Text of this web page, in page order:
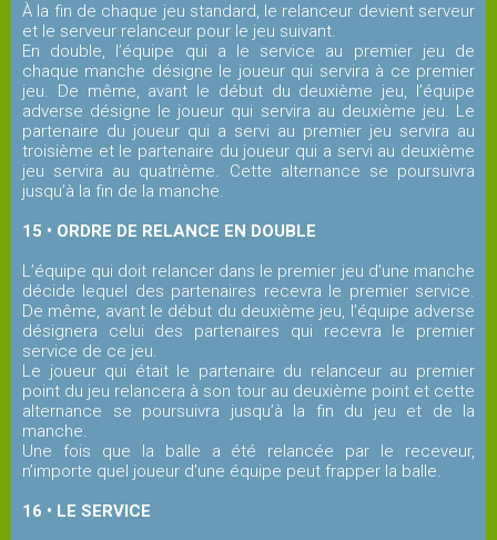
À la fin de chaque jeu standard, le relanceur devient serveur
et le serveur relanceur pour le jeu suivant.
En double, l’équipe qui a le service au premier jeu de
chaque manche désigne le joueur qui servira à ce premier
jeu. De même, avant le début du deuxième jeu, l’équipe
adverse désigne le joueur qui servira au deuxième jeu. Le
partenaire du joueur qui a servi au premier jeu servira au
troisième et le partenaire du joueur qui a servi au deuxième
jeu servira au quatrième. Cette alternance se poursuivra
jusqu’à la fin de la manche.
15 • ORDRE DE RELANCE EN DOUBLE
L’équipe qui doit relancer dans le premier jeu d’une manche
décide lequel des partenaires recevra le premier service.
De même, avant le début du deuxième jeu, l’équipe adverse
désignera celui des partenaires qui recevra le premier
service de ce jeu.
Le joueur qui était le partenaire du relanceur au premier
point du jeu relancera à son tour au deuxième point et cette
alternance se poursuivra jusqu’à la fin du jeu et de la
manche.
Une fois que la balle a été relancée par le receveur,
n’importe quel joueur d’une équipe peut frapper la balle.
16 • LE SERVICE